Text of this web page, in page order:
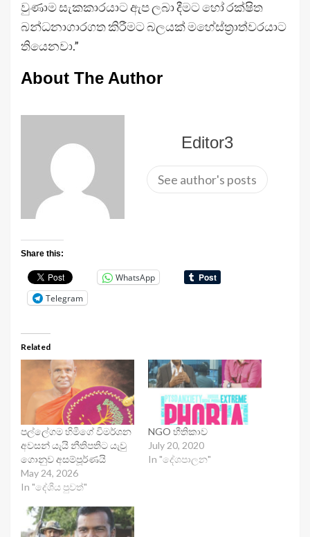
වුණාම සැකකාරයාට ඇප ලබා දීමට හෝ රක්ෂිත
බන්ධනාගාරගත කිරීමට බලයක් මහේස්ත්‍රාත්වරයාට
තියෙනවා.”
About The Author
Editor3
See author's posts
Share this:
WhatsApp
Telegram
Related
පල්ලේගම හිමිගේ විමර්ශන
අවසන් යැයි නීතිපතිට යැවු
ගොනුව අසම්පූර්ණයි
May 24, 2026
In "දේශීය පුවත්"
NGO භීතිකාව
July 20, 2020
In "දේශපාලන"